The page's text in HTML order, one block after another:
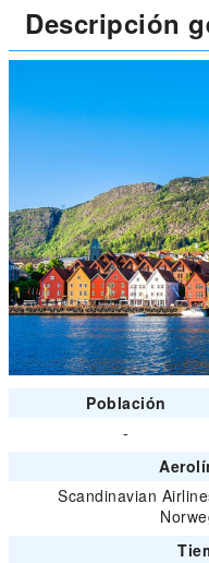
Descripción
Población
-
Scandinavian